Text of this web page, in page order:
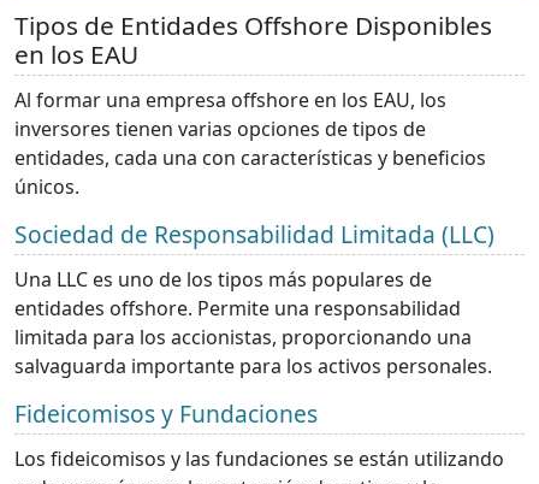
Tipos de Entidades Offshore Disponibles
en los EAU
Al formar una empresa offshore en los EAU, los
inversores tienen varias opciones de tipos de
entidades, cada una con características y beneficios
únicos.
Sociedad de Responsabilidad Limitada (LLC)
Una LLC es uno de los tipos más populares de
entidades offshore. Permite una responsabilidad
limitada para los accionistas, proporcionando una
salvaguarda importante para los activos personales.
Fideicomisos y Fundaciones
Los fideicomisos y las fundaciones se están utilizando